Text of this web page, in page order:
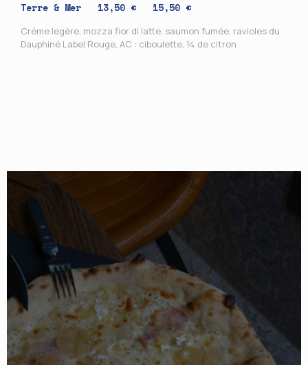
Terre & Mer 13,50 € 15,50 €
Crème legère, mozza fior di latte, saumon fumée, ravioles du
Dauphiné Label Rouge, AC : ciboulette, ¼ de citron